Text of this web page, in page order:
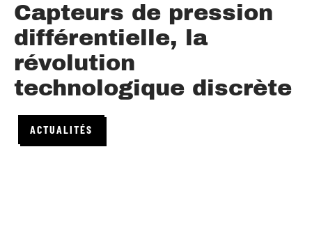
Capteurs de pression
différentielle, la
révolution
technologique discrète
ACTUALITÉS